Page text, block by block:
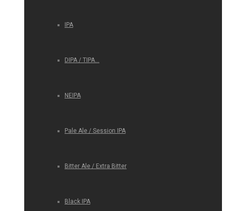
IPA
DIPA / TIPA…
NEIPA
Pale Ale / Session IPA
Bitter Ale / Extra Bitter
Black IPA